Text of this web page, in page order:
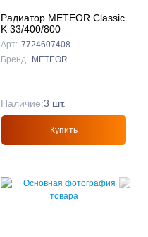
Радиатор METEOR Classic
K 33/400/800
Арт: 7724607408
Бренд: METEOR
Наличие:3 шт.
Купить